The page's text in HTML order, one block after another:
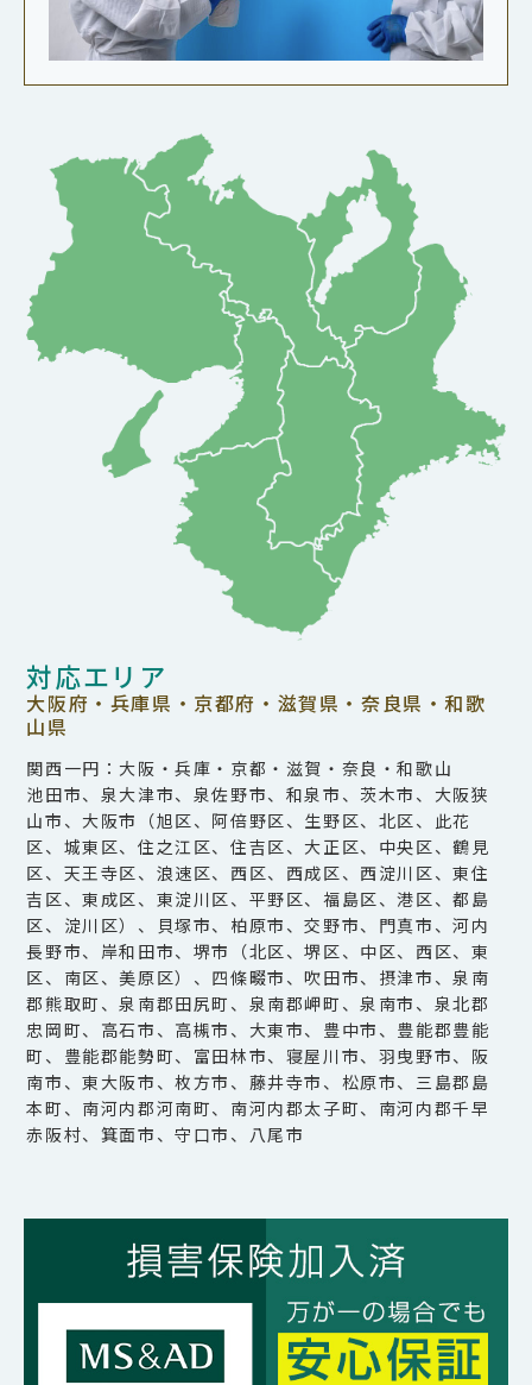
対応エリア
大阪府・兵庫県・京都府・滋賀県・奈良県・和歌
山県
関西一円：大阪・兵庫・京都・滋賀・奈良・和歌山
池田市、泉大津市、泉佐野市、和泉市、茨木市、大阪狭
山市、大阪市（旭区、阿倍野区、生野区、北区、此花
区、城東区、住之江区、住吉区、大正区、中央区、鶴見
区、天王寺区、浪速区、西区、西成区、西淀川区、東住
吉区、東成区、東淀川区、平野区、福島区、港区、都島
区、淀川区）、貝塚市、柏原市、交野市、門真市、河内
長野市、岸和田市、堺市（北区、堺区、中区、西区、東
区、南区、美原区）、四條畷市、吹田市、摂津市、泉南
郡熊取町、泉南郡田尻町、泉南郡岬町、泉南市、泉北郡
忠岡町、高石市、高槻市、大東市、豊中市、豊能郡豊能
町、豊能郡能勢町、富田林市、寝屋川市、羽曳野市、阪
南市、東大阪市、枚方市、藤井寺市、松原市、三島郡島
本町、南河内郡河南町、南河内郡太子町、南河内郡千早
赤阪村、箕面市、守口市、八尾市